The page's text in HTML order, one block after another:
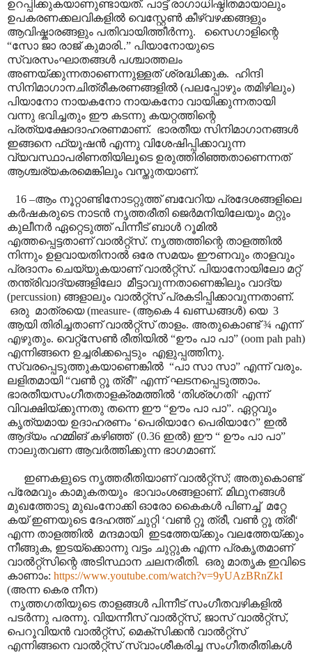
ഉറപ്പിക്കുകയാണുണ്ടായത്. പാട്ട് രാഗാധിഷ്ഠിതമായാലും
ഉപകരണക്കലവികളിൽ വെസ്റ്റേൺ കീഴ്വഴക്കങ്ങളും
ആവിഷ്കാരങ്ങളും പതിവായിത്തീർന്നു. സൈഗാളിന്റെ
“സോ ജാ രാജ് കുമാരി..” പിയാനോയുടെ
സ്വരസംഘാതങ്ങൾ പശ്ചാത്തലം
അണയ്ക്കുന്നതാണെന്നുള്ളത് ശ്രദ്ധിക്കുക. ഹിന്ദി
സിനിമാഗാനചിത്രീകരണങ്ങളിൽ (പലപ്പോഴും തമിഴിലും)
പിയാനോ നായകനോ നായകനോ വായിക്കുന്നതായി
വന്നു ഭവിച്ചതും ഈ കടന്നു കയറ്റത്തിന്റെ
പ്രത്യക്ഷോദാഹരണമാണ്. ഭാരതീയ സിനിമാഗാനങ്ങൾ
ഇങ്ങനെ ഫ്യൂഷൻ എന്നു വിശേഷിപ്പിക്കാവുന്ന
വ്യവസ്ഥാപരിണതിയിലൂടെ ഉരുത്തിരിഞ്ഞതാണെന്നത്
ആശ്ചര്യകരമെങ്കിലും വസ്തുതയാണ്.
16 –ആം നൂറ്റാണ്ടിനോടറ്റുത്ത് ബവേറിയ പ്രദേശങ്ങളിലെ
കർഷകരുടെ നാടൻ നൃത്തരീതി ജെർമനിയിലേയും മറ്റും
കുലീനർ ഏറ്റെടുത്ത് പിന്നീട് ബാൾ റൂമിൽ
എത്തപ്പെട്ടതാണ് വാൽറ്റ്സ്. നൃത്തത്തിന്റെ താളത്തിൽ
നിന്നും ഉളവായതിനാൽ ഒരേ സമയം ഈണവും താളവും
പ്രദാനം ചെയ്യുകയാണ് വാൽറ്റ്സ്. പിയാനോയിലോ മറ്റ്
തന്ത്രിവാദ്യങ്ങളിലോ മീട്ടാവുന്നതാണെങ്കിലും വാദ്യ
(percussion) ങ്ങളാലും വാൽറ്റ്സ് പ്രകടിപ്പിക്കാവുന്നതാണ്.
ഒരു മാത്രയെ (measure- (ആകെ 4 ഖണ്ഡങ്ങൾ) യെ 3
ആയി തിരിച്ചതാണ് വാൽറ്റ്സ് താളം. അതുകൊണ്ട് ¾ എന്ന്
എഴുതും. വെറ്റ്സേൺ രീതിയിൽ “ഊം പാ പാ” (oom pah pah)
എന്നിങ്ങനെ ഉച്ചരിക്കപ്പെടും എളുപ്പത്തിനു.
സ്വരപ്പെടുത്തുകയാണെങ്കിൽ “പാ സാ സാ” എന്ന് വരും.
ലളിതമായി “വൺ റ്റൂ ത്രീ” എന്ന് ഘടനപ്പെടുത്താം.
ഭാരതീയസംഗീതതാളക്രമത്തിൽ ‘തിശ്രഗതി‘ എന്ന്
വിവക്ഷിയ്ക്കുന്നതു തന്നെ ഈ “ഊം പാ പാ”. ഏറ്റവും
കൃത്യമായ ഉദാഹരണം ‘പെരിയാറേ പെരിയാറേ” ഇൽ
ആദ്യം ഹമ്മിങ് കഴിഞ്ഞ് (0.36 ഇൽ) ഈ “ ഊം പാ പാ”
നാലുതവണ ആവർത്തിക്കുന്ന ഭാഗമാണ്.
ഇണകളുടെ നൃത്തരീതിയാണ് വാൽറ്റ്സ്; അതുകൊണ്ട്
പ്രേമവും കാമുകതയും ഭാവാംശങ്ങളാണ്. മിഥുനങ്ങൾ
മുഖത്തോടു മുഖംനോക്കി ഓരോ കൈകൾ പിണച്ച് മറ്റേ
കയ് ഇണയുടെ ദേഹത്ത് ചുറ്റി ‘വൺ റ്റൂ ത്രീ, വൺ റ്റൂ ത്രീ‘
എന്ന താളത്തിൽ മന്ദമായി ഇടത്തേയ്ക്കും വലത്തേയ്ക്കും
നീങ്ങുക, ഇടയ്ക്കൊന്നു വട്ടം ചുറ്റുക എന്ന പ്രകൃതമാണ്
വാൽറ്റ്സിന്റെ അടിസ്ഥാന ചലനരീതി. ഒരു മാതൃക ഇവിടെ
കാണാം: https://www.youtube.com/watch?v=9yUAzBRnZkI
(അന്ന കെര നീന)
നൃത്തഗതിയുടെ താളങ്ങൾ പിന്നീട് സംഗീതവഴികളിൽ
പടർന്നു പരന്നു. വിയന്നീസ് വാൽറ്റ്സ്, ജാസ് വാൽറ്റ്സ്,
പെറൂവിയൻ വാൽറ്റ്സ്, മെക്സിക്കൻ വാൽറ്റ്സ്
എന്നിങ്ങനെ വാൽറ്റ്സ് സ്വാംശീകരിച്ച സംഗീതരീതികൾ